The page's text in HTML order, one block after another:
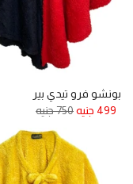
بونشو فرو تيدي بير
499 جنيه
750 جنيه